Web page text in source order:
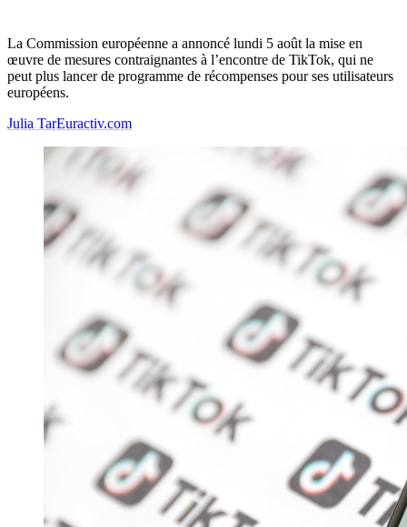
La Commission européenne a annoncé lundi 5 août la mise en
œuvre de mesures contraignantes à l’encontre de TikTok, qui ne
peut plus lancer de programme de récompenses pour ses utilisateurs
européens.
Julia TarEuractiv.com